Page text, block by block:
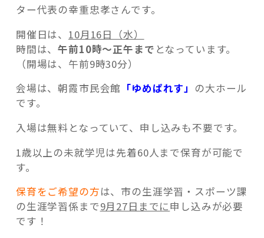
ター代表の幸重忠孝さんです。
開催日は、 10月16日（水）
時間は、午前10時～正午まで となっています。
（開場は、午前9時30分）
会場は、朝霞市民会館 「ゆめぱれす」 の大ホール
です。
入場は無料となっていて、申し込みも不要です。
1歳以上の未就学児は先着60人まで保育が可能で
す。
保育をご希望の方は、市の生涯学習・スポーツ課
の生涯学習係まで9月27日までに申し込みが必要
です！